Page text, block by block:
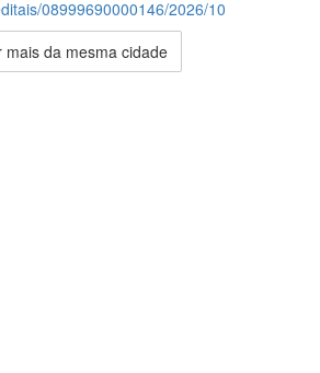
08999690000146/2026/10
mais da mesma cidade